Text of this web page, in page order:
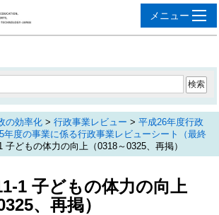
の効率化 > 行政事業レビュー > 平成26年度行政
年度の事業に係る行政事業レビューシート（最終
子どもの体力の向上（0318～0325、再掲）
1 子どもの体力の向上
、再掲）